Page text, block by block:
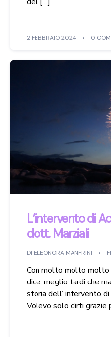
2 FEBBRAIO 2024 0
L’intervento di
dott. Marziali
DI ELEONORA MANFRINI
Con molto molto molto
dice, meglio tardi che
storia dell’ intervento
Volevo solo dirti grazie